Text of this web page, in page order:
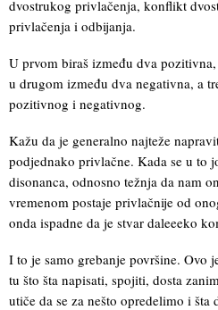
dvostrukog privlačenja, konflikt
privlačenja i odbijanja.
U prvom biraš između dva
u drugom između dva negativna, a
pozitivnog i negativnog.
Kažu da je generalno najteže
podjednako privlačne. Kada se u to
disonanca, odnosno težnja da nam
vremenom postaje privlačnije od
onda ispadne da je stvar daleeeko
I to je samo grebanje površine. Ovo
tu što šta napisati, spojiti, dosta
utiče da se za nešto opredelimo i šta